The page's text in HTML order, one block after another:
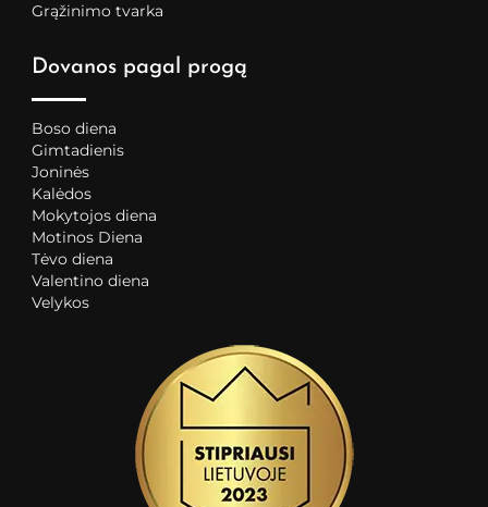
Grąžinimo tvarka
Dovanos pagal progą
Boso diena
Gimtadienis
Joninės
Kalėdos
Mokytojos diena
Motinos Diena
Tėvo diena
Valentino diena
Velykos